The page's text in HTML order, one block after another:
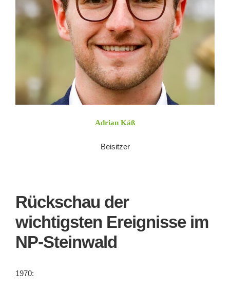
Adrian Käß
Beisitzer
Rückschau der
wichtigsten Ereignisse im
NP-Steinwald
1970: